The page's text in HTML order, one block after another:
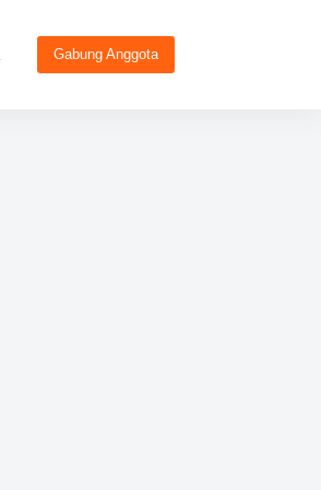
Gabung Anggota